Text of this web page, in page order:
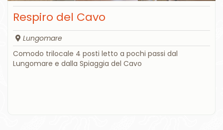
Respiro del Cavo
Lungomare
Comodo trilocale 4 posti letto a pochi passi dal
Lungomare e dalla Spiaggia del Cavo